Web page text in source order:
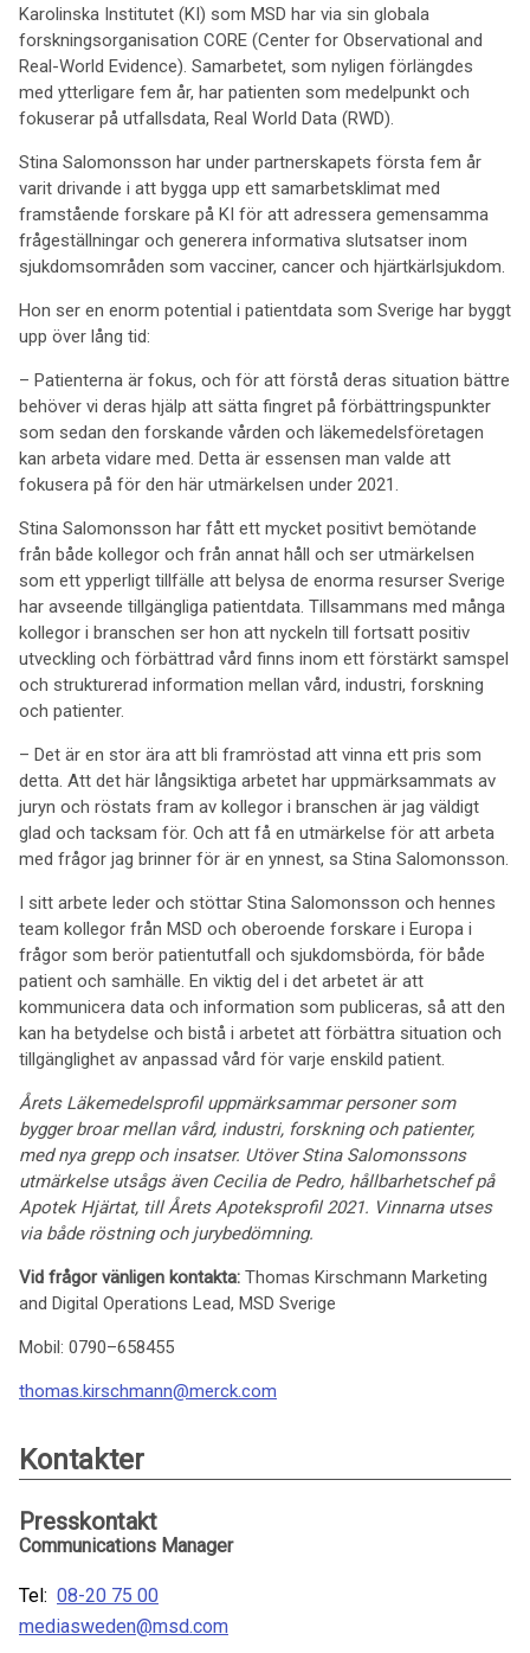
Karolinska Institutet (KI) som MSD har via sin globala
forskningsorganisation CORE (Center for Observational and
Real-World Evidence). Samarbetet, som nyligen förlängdes
med ytterligare fem år, har patienten som medelpunkt och
fokuserar på utfallsdata, Real World Data (RWD).
Stina Salomonsson har under partnerskapets första fem år
varit drivande i att bygga upp ett samarbetsklimat med
framstående forskare på KI för att adressera gemensamma
frågeställningar och generera informativa slutsatser inom
sjukdomsområden som vacciner, cancer och hjärtkärlsjukdom.
Hon ser en enorm potential i patientdata som Sverige har byggt
upp över lång tid:
– Patienterna är fokus, och för att förstå deras situation bättre
behöver vi deras hjälp att sätta fingret på förbättringspunkter
som sedan den forskande vården och läkemedelsföretagen
kan arbeta vidare med. Detta är essensen man valde att
fokusera på för den här utmärkelsen under 2021.
Stina Salomonsson har fått ett mycket positivt bemötande
från både kollegor och från annat håll och ser utmärkelsen
som ett ypperligt tillfälle att belysa de enorma resurser Sverige
har avseende tillgängliga patientdata. Tillsammans med många
kollegor i branschen ser hon att nyckeln till fortsatt positiv
utveckling och förbättrad vård finns inom ett förstärkt samspel
och strukturerad information mellan vård, industri, forskning
och patienter.
– Det är en stor ära att bli framröstad att vinna ett pris som
detta. Att det här långsiktiga arbetet har uppmärksammats av
juryn och röstats fram av kollegor i branschen är jag väldigt
glad och tacksam för. Och att få en utmärkelse för att arbeta
med frågor jag brinner för är en ynnest, sa Stina Salomonsson.
I sitt arbete leder och stöttar Stina Salomonsson och hennes
team kollegor från MSD och oberoende forskare i Europa i
frågor som berör patientutfall och sjukdomsbörda, för både
patient och samhälle. En viktig del i det arbetet är att
kommunicera data och information som publiceras, så att den
kan ha betydelse och bistå i arbetet att förbättra situation och
tillgänglighet av anpassad vård för varje enskild patient.
Årets Läkemedelsprofil uppmärksammar personer som
bygger broar mellan vård, industri, forskning och patienter,
med nya grepp och insatser. Utöver Stina Salomonssons
utmärkelse utsågs även Cecilia de Pedro, hållbarhetschef på
Apotek Hjärtat, till Årets Apoteksprofil 2021. Vinnarna utses
via både röstning och jurybedömning.
Vid frågor vänligen kontakta: Thomas Kirschmann Marketing
and Digital Operations Lead, MSD Sverige
Mobil: 0790–658455
thomas.kirschmann@merck.com
Kontakter
Presskontakt
Communications Manager
Tel: 08-20 75 00
mediasweden@msd.com